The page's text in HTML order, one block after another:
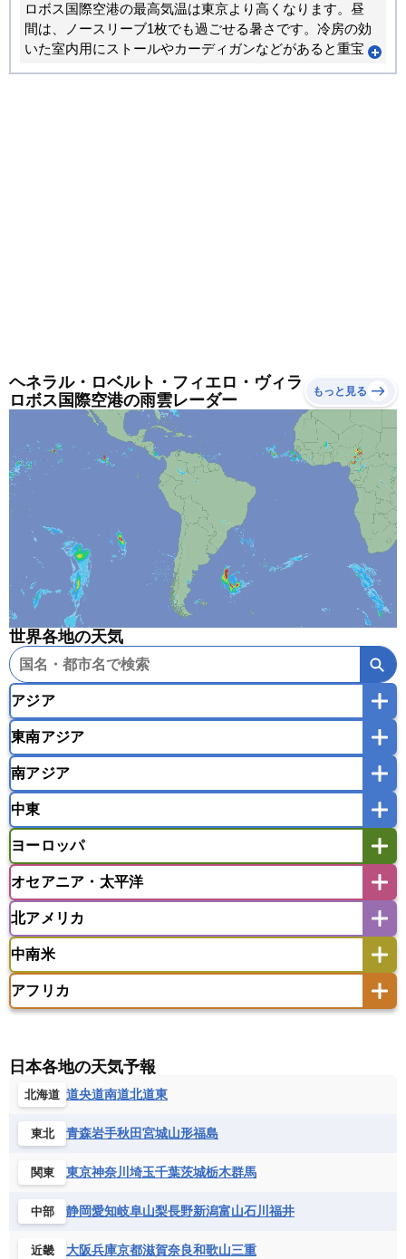
ロボス国際空港の最高気温は東京より高くなります。昼
間は、ノースリーブ1枚でも過ごせる暑さです。冷房の効
いた室内用にストールやカーディガンなどがあると重宝
ヘネラル・ロベルト・フィエロ・ヴィラ
ロボス国際空港の雨雲レーダー
もっと見る
世界各地の天気
アジア
韓国
モンゴル
東南アジア
インドネシア
マレーシア
ミャンマー
ラオス人民民主共和国
東ティモール民主共和国
南アジア
バングラデシュ
モルディブ
中東
アフガニスタン
イスラエル
ウズベキスタン
オマーン
カザフスタン
カタール
キプロス
キルギス
タジキスタン
バーレーン
ヨルダン レバノン
ヨーロッパ
アイスランド
アゼルバイジャン
イギリス
イタリア
ウクライナ
エストニア
オランダ
オーストリア
ギリシャ
スロバキア
スロベニア共和国
チェコ
デンマーク
フランス
ベルギー
ボスニア・ヘルツェゴビナ
モナコ公国
モルドバ
モンテネグロ
ラトビア
リトアニア リヒテンシュタイン
オセアニア・太平洋
アメリカ領サモア
サモア独立国
ソロモン諸島
タヒチ
ツバル
トンガ ナウル共和国
ニウエ
バヌアツ
パプアニューギニア
ワリス・フテュナ
北アメリカ
バーミューダ諸島
中南米
アメリカ領バージン諸島
キューバ
グアテマラ
グレナダ
ケイマン諸島
コロンビア
ジャマイカ
セントクリストファー・ネービス
セントビンセント及びグレナディーン諸島
セントルシア
チリ
トリニダード・トバゴ
ドミニカ共和国
ニカラグア共和国
ハイチ共和国
アフリカ
エジプト
エスワティニ王国
エリトリア国
カメルーン
ギニアビサウ共和国
ケニア
コンゴ共和国
コンゴ民主共和国
コートジボワール
サントメ・プリンシペ民主共和国
ザンビア共和国
シエラレオネ共和国
ジブチ共和国
日本各地の天気予報
北海道 道央道南道北道東
東北 青森岩手秋田宮城山形福島
関東 東京神奈川 埼玉千葉茨城栃木群馬
中部 静岡愛知岐阜山梨長野新潟富山石川 福井
近畿 大阪兵庫京都滋賀奈良和歌山三重